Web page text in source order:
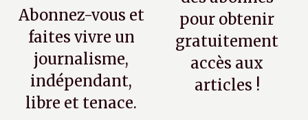
Abonnez-vous et
faites vivre un
journalisme,
indépendant,
libre et tenace.
pour obtenir
gratuitement
accès aux
articles !